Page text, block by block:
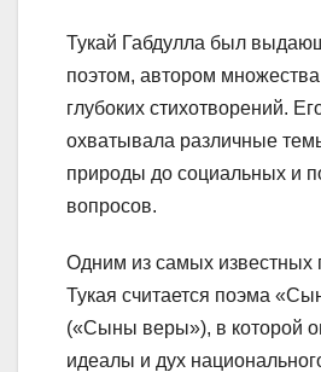
Тукай Габдулла был
поэтом, автором
глубоких стихотворений.
охватывала различные
природы до социальных и
вопросов.
Одним из самых известных
Тукая считается поэма
(«Сыны веры»), в которой
идеалы и дух